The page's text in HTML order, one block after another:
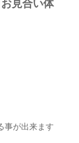
見合い体
事が出来ます